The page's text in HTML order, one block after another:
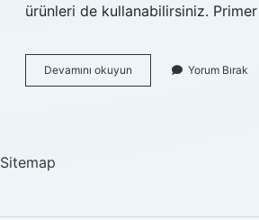
ürünleri de kullanabilirsiniz.
Devamını okuyun
Primer
Yorum Bırak
Sitemap